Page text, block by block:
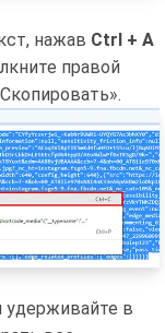
нажав Ctrl + A
правой
удерживайте в